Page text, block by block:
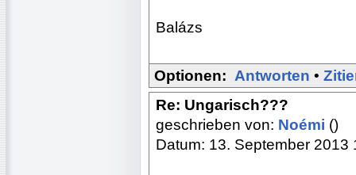
Balázs
Optionen: Antworten •
Re: Ungarisch???
geschrieben von: Noémi ()
Datum: 13. September 2013